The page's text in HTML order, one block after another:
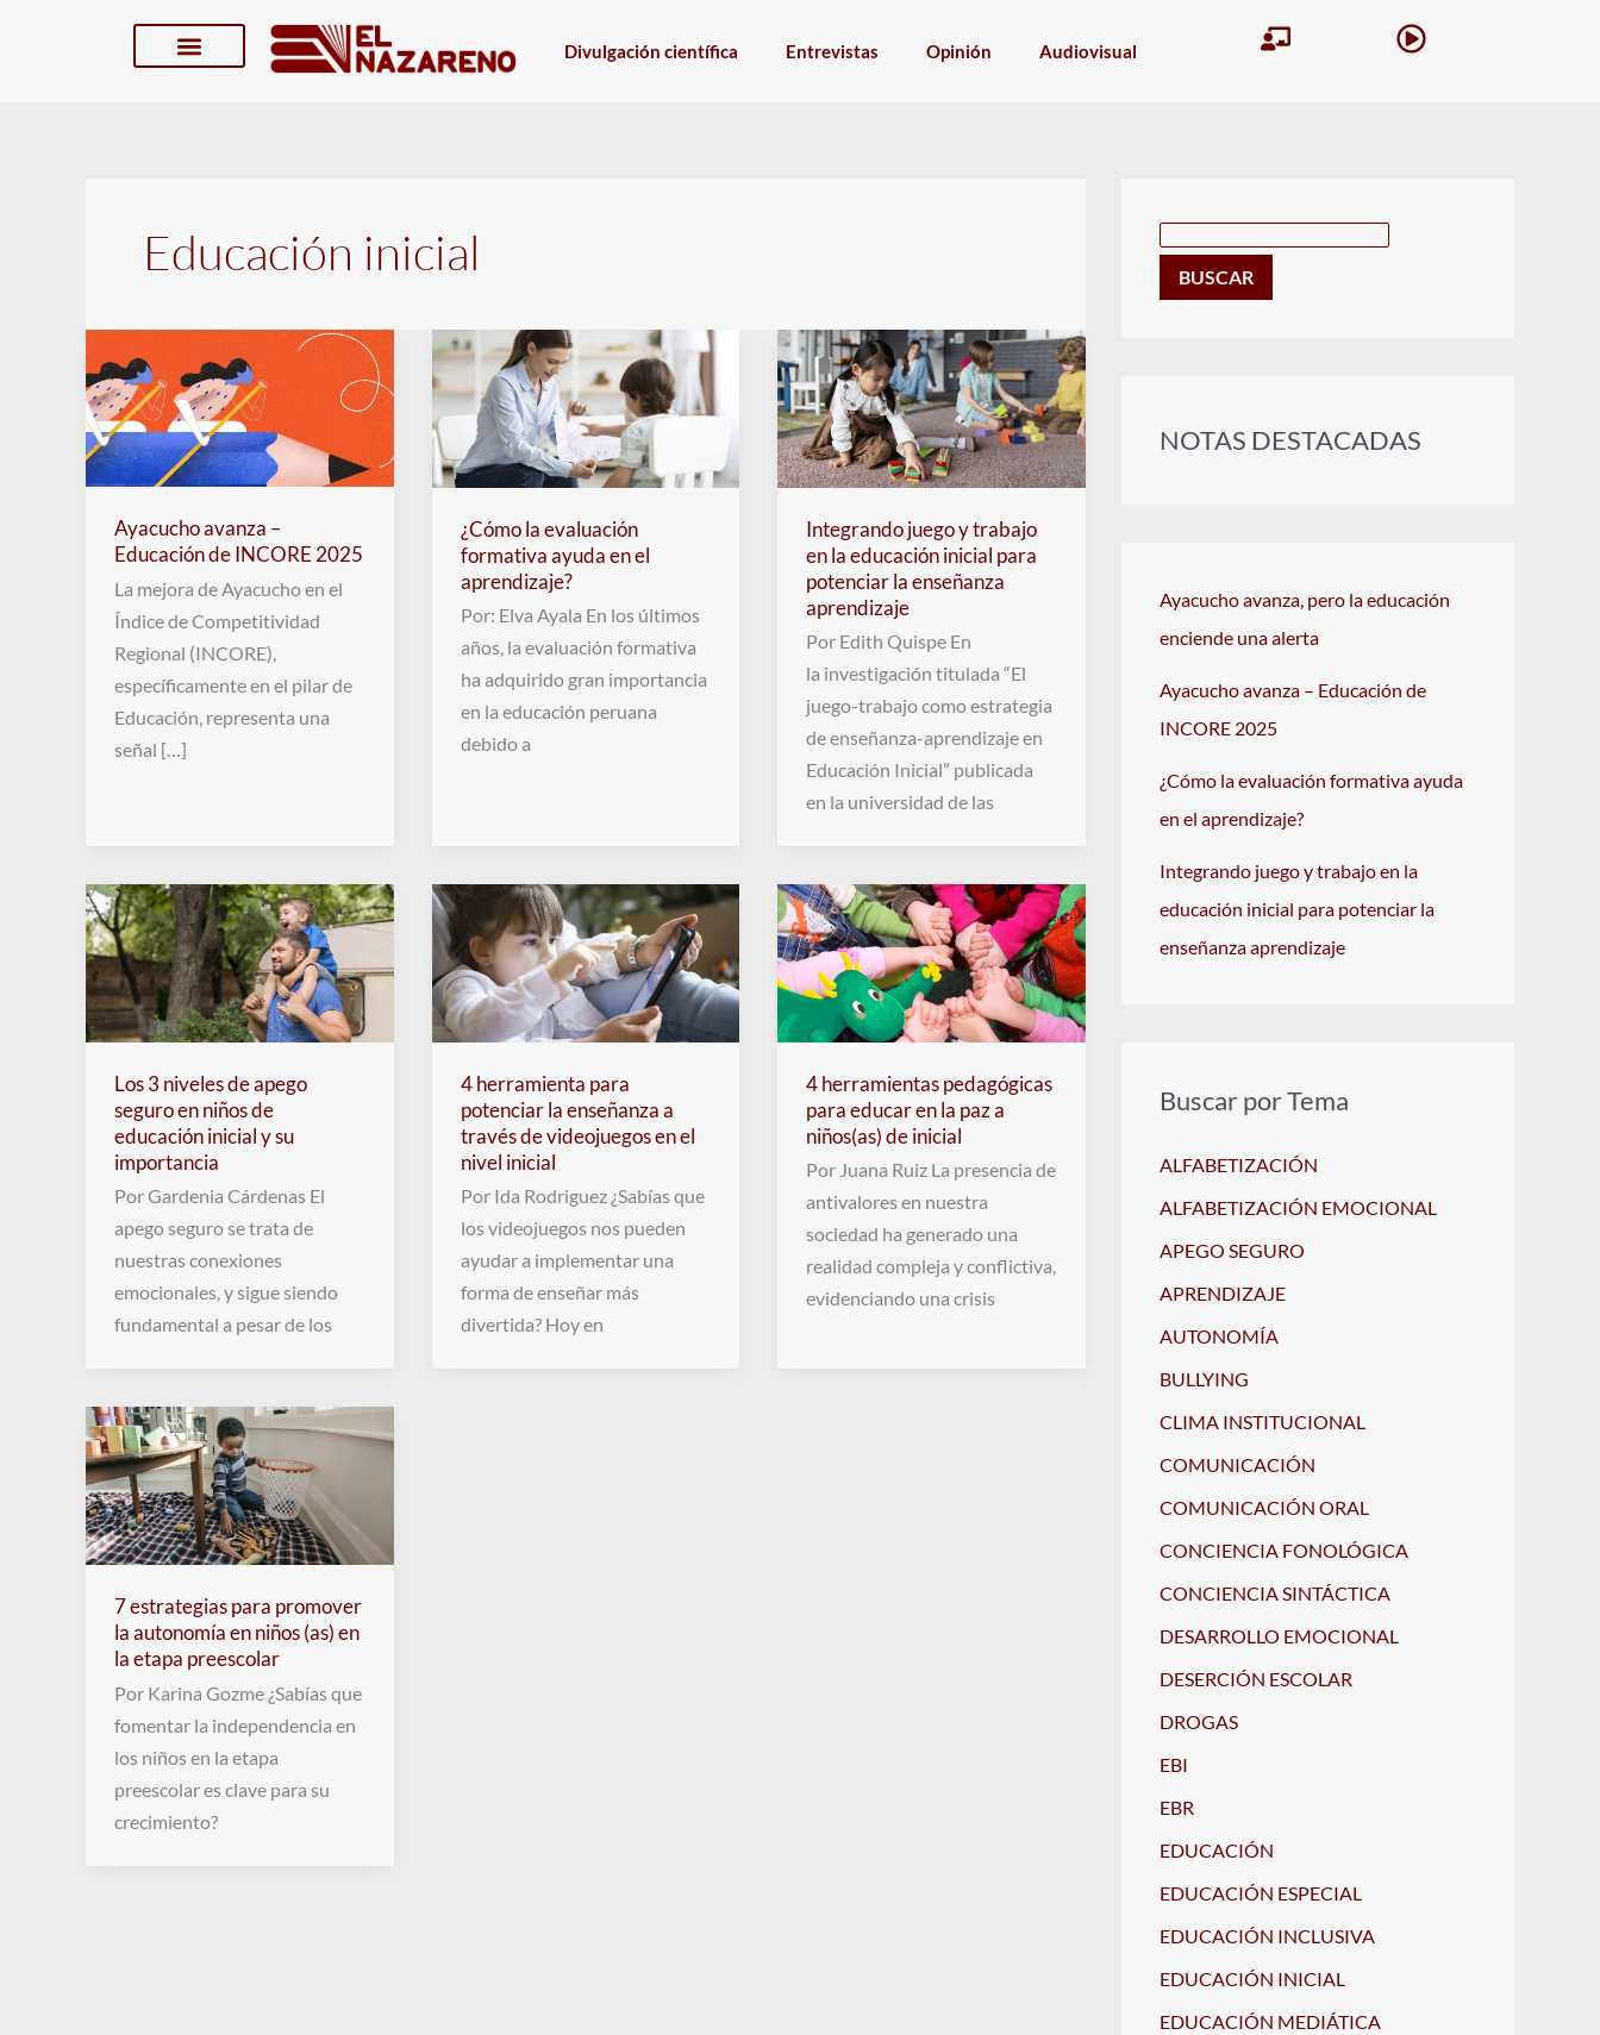
Divulgación científica Entrevistas Opinión Audiovisual
Educación inicial
Ayacucho avanza –
Educación de INCORE 2025
La mejora de Ayacucho en el
Índice de Competitividad
Regional (INCORE),
específicamente en el pilar de
Educación, representa una
señal […]
¿Cómo la evaluación
formativa ayuda en el
aprendizaje?
Por: Elva Ayala En los últimos
años, la evaluación formativa
ha adquirido gran importancia
en la educación peruana
debido a
Integrando juego y trabajo
en la educación inicial para
potenciar la enseñanza
aprendizaje
Por Edith Quispe En
la investigación titulada “El
juego-trabajo como estrategia
de enseñanza-aprendizaje en
Educación Inicial” publicada
en la universidad de las
Los 3 niveles de apego
seguro en niños de
educación inicial y su
importancia
Por Gardenia Cárdenas El
apego seguro se trata de
nuestras conexiones
emocionales, y sigue siendo
fundamental a pesar de los
4 herramienta para
potenciar la enseñanza a
través de videojuegos en el
nivel inicial
Por Ida Rodriguez ¿Sabías que
los videojuegos nos pueden
ayudar a implementar una
forma de enseñar más
divertida? Hoy en
4 herramientas pedagógicas
para educar en la paz a
niños(as) de inicial
Por Juana Ruiz La presencia de
antivalores en nuestra
sociedad ha generado una
realidad compleja y conflictiva,
evidenciando una crisis
7 estrategias para promover
la autonomía en niños (as) en
la etapa preescolar
Por Karina Gozme ¿Sabías que
fomentar la independencia en
los niños en la etapa
preescolar es clave para su
crecimiento?
BUSCAR
NOTAS DESTACADAS
Ayacucho avanza, pero la educación
enciende una alerta
Ayacucho avanza – Educación de
INCORE 2025
¿Cómo la evaluación formativa ayuda
en el aprendizaje?
Integrando juego y trabajo en la
educación inicial para potenciar la
enseñanza aprendizaje
Buscar por Tema
ALFABETIZACIÓN
ALFABETIZACIÓN EMOCIONAL
APEGO SEGURO
APRENDIZAJE
AUTONOMÍA
BULLYING
CLIMA INSTITUCIONAL
COMUNICACIÓN
COMUNICACIÓN ORAL
CONCIENCIA FONOLÓGICA
CONCIENCIA SINTÁCTICA
DESARROLLO EMOCIONAL
DESERCIÓN ESCOLAR
DROGAS
EBI
EBR
EDUCACIÓN
EDUCACIÓN ESPECIAL
EDUCACIÓN INCLUSIVA
EDUCACIÓN INICIAL
EDUCACIÓN MEDIÁTICA